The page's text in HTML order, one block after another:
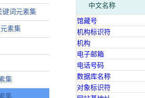
键词元素集
素集
集
集
中文名称
馆藏号
机构标识符
机构
电子邮箱
电话号码
数据库名称
对象标识符